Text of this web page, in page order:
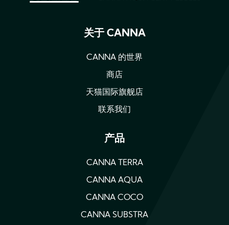
关于 CANNA
CANNA 的世界
商店
天猫国际旗舰店
联系我们
产品
CANNA TERRA
CANNA AQUA
CANNA COCO
CANNA SUBSTRA